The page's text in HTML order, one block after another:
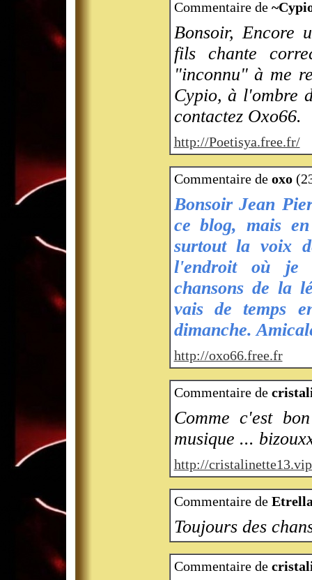
Commentaire de
Bonsoir, Encore
fils chante
"inconnu" à me
Cypio, à l'ombre
contactez Oxo66.
http://Poetisya.free.fr/
Commentaire de oxo
Bonsoir Jean
ce blog, mais
surtout la voix
l'endroit où je
chansons de la
vais de temps
dimanche.
http://oxo66.free.fr
Commentaire de
Comme c'est
musique ...
http://
Commentaire de
Toujours des
Commentaire de